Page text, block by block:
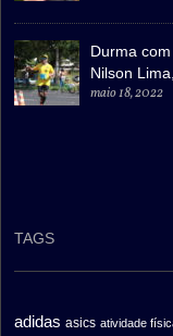
Durma
Nilson
maio 18, 2022
TAGS
adidas asics atividade